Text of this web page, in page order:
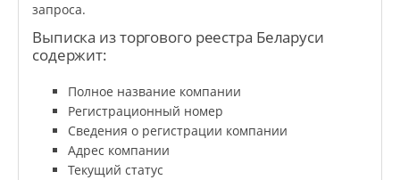
запроса.
Выписка из торгового реестра Беларуси
содержит:
Полное название компании
Регистрационный номер
Сведения о регистрации компании
Адрес компании
Текущий статус